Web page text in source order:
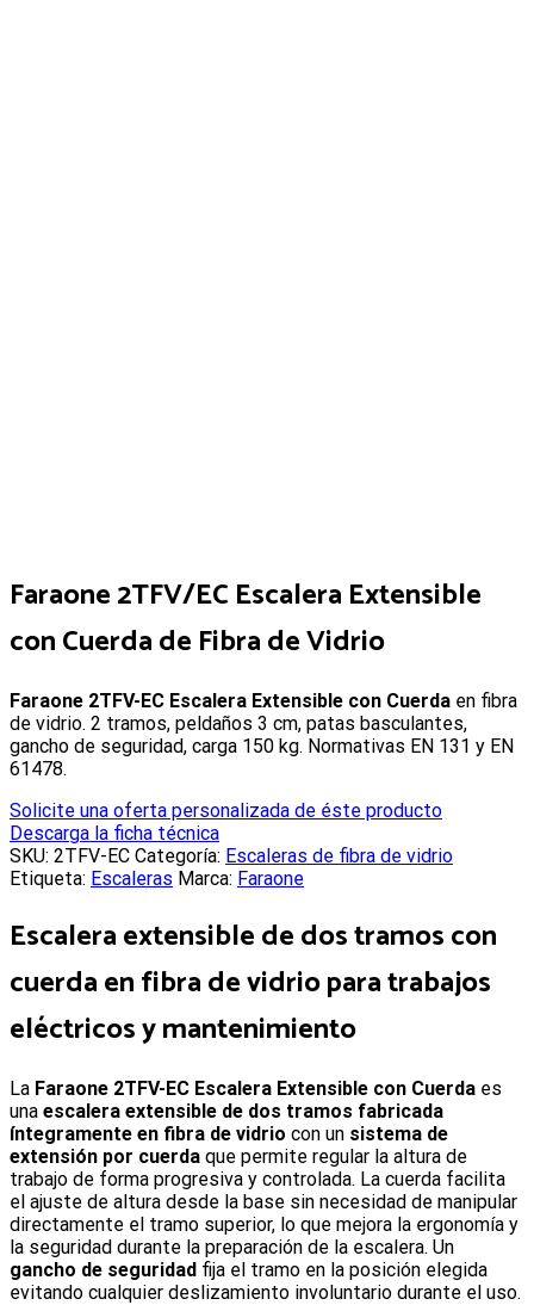
Faraone 2TFV/EC Escalera Extensible
con Cuerda de Fibra de Vidrio
Faraone 2TFV-EC Escalera Extensible con Cuerda en fibra
de vidrio. 2 tramos, peldaños 3 cm, patas basculantes,
gancho de seguridad, carga 150 kg. Normativas EN 131 y EN
61478.
Solicite una oferta personalizada de éste producto
Descarga la ficha técnica
SKU: 2TFV-EC Categoría: Escaleras de fibra de vidrio
Etiqueta: Escaleras Marca: Faraone
Escalera extensible de dos tramos con
cuerda en fibra de vidrio para trabajos
eléctricos y mantenimiento
La Faraone 2TFV-EC Escalera Extensible con Cuerda es
una escalera extensible de dos tramos fabricada
íntegramente en fibra de vidrio con un sistema de
extensión por cuerda que permite regular la altura de
trabajo de forma progresiva y controlada. La cuerda facilita
el ajuste de altura desde la base sin necesidad de manipular
directamente el tramo superior, lo que mejora la ergonomía y
la seguridad durante la preparación de la escalera. Un
gancho de seguridad fija el tramo en la posición elegida
evitando cualquier deslizamiento involuntario durante el uso.